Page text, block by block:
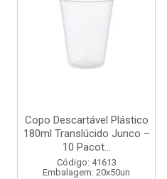
Copo Descartável Plástico
180ml Translúcido Junco –
10 Pacot...
Código: 41613
Embalagem: 20x50un